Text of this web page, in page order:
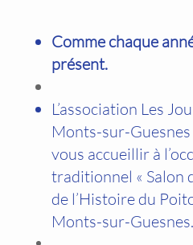
Comme chaque
présent.
L’association Les
Monts-sur-
vous accueillir à
traditionnel « Salon
de l’Histoire du
Monts-sur-Guesnes.